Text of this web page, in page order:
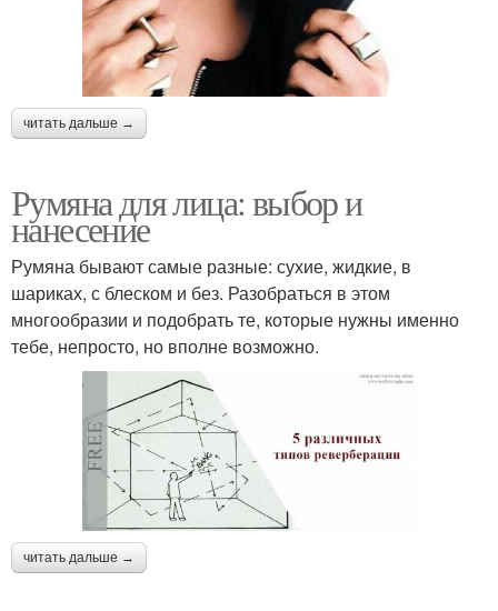
читать дальше →
Румяна для лица: выбор и
нанесение
Румяна бывают самые разные: сухие, жидкие, в
шариках, с блеском и без. Разобраться в этом
многообразии и подобрать те, которые нужны именно
тебе, непросто, но вполне возможно.
читать дальше →